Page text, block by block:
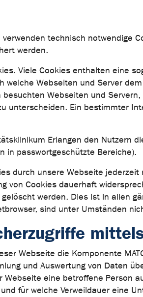
technisch notwendige
werden.
Viele Cookies enthalten eine
welche Webseiten und Server
Webseiten und
unterscheiden. Ein bestimmter
Erlangen den Nutzern
in passwortgeschützte Bereiche).
durch unsere Webseite
von Cookies dauerhaft
werden. Dies ist in allen
sind unter Umständen
Webseite die Komponente
und Auswertung von Daten
eine betroffene Person
für welche Verweildauer eine